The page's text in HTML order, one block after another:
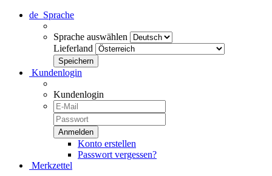
de Sprache
Sprache auswählen
Lieferland
Kundenlogin
Kundenlogin
Konto erstellen
Passwort vergessen?
Merkzettel